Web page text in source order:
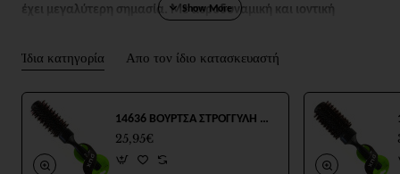
έχει μεγαλύτερη σημασία. Με αεροδυναμική και ιοντική
χωρίς φριζάρισμα. Χρησιμοποιήστε το εν κινήσει για γρήγορο
κινητήρας 2000 watt. 430 γραμμάρια. Εργονομικά
ισορροπημένο. Η ιοντική τεχνολογία ελαχιστοποιεί το
φριζάρισμα. Εύκαμπτο καλώδιο τριών μέτρων.
Ίδια κατηγορία Απο τον ίδιο κατασκευαστή
14636 ΒΟΥΡΤΣΑ ΣΤΡΟΓΓΥΛΗ MIXED 32mm
25,95€